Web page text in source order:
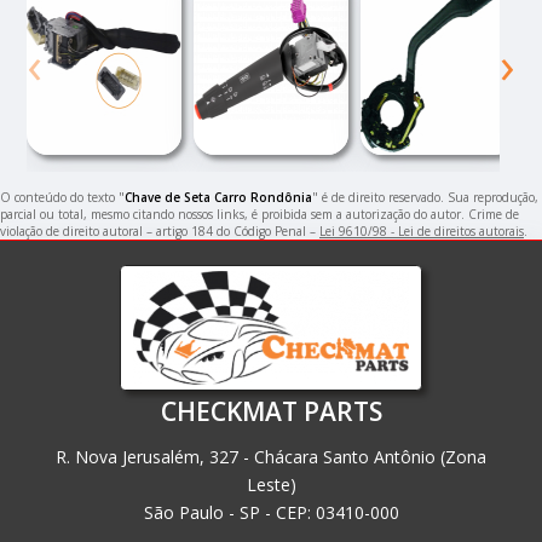
‹ ›
O conteúdo do texto "Chave de Seta Carro Rondônia" é de direito reservado. Sua reprodução,
parcial ou total, mesmo citando nossos links, é proibida sem a autorização do autor. Crime de
violação de direito autoral – artigo 184 do Código Penal – Lei 9610/98 - Lei de direitos autorais.
CHECKMAT PARTS
R. Nova Jerusalém, 327 - Chácara Santo Antônio (Zona
Leste)
São Paulo - SP - CEP: 03410-000